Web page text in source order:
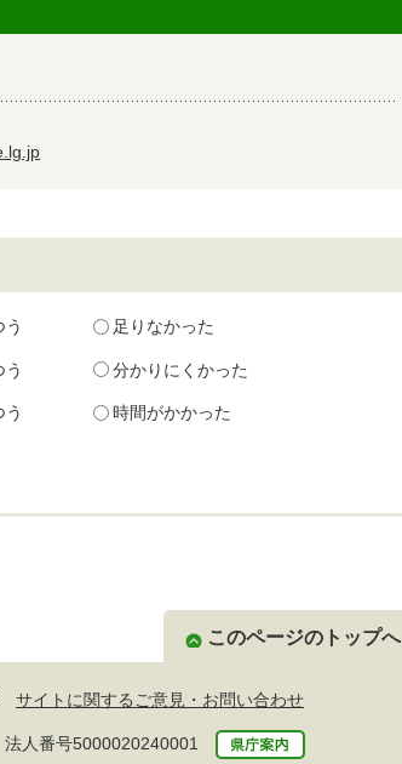
う 足りなかった
う 分かりにくかった
う 時間がかかった
このページのトップへ
サイトに関するご意見・お問い合わせ
人番号5000020240001